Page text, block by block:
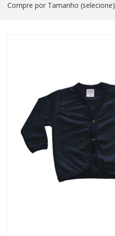
Compre por Tamanho (selecione)